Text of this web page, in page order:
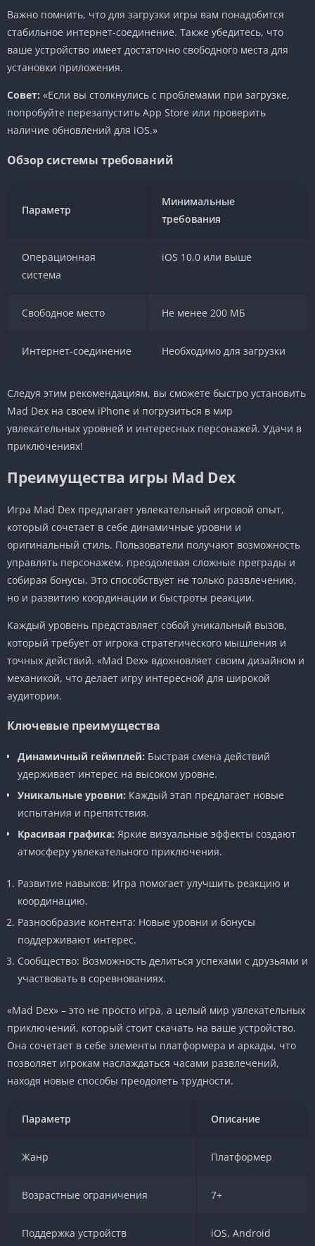
Важно помнить, что для загрузки игры вам понадобится
стабильное интернет-соединение. Также убедитесь, что
ваше устройство имеет достаточно свободного места для
установки приложения.
Совет: «Если вы столкнулись с проблемами при загрузке,
попробуйте перезапустить App Store или проверить
наличие обновлений для iOS.»
Обзор системы требований
Параметр
Минимальные
требования
Операционная
система
iOS 10.0 или выше
Свободное место Не менее 200 МБ
Интернет-соединение Необходимо для загрузки
Следуя этим рекомендациям, вы сможете быстро установить
Mad Dex на своем iPhone и погрузиться в мир
увлекательных уровней и интересных персонажей. Удачи в
приключениях!
Преимущества игры Mad Dex
Игра Mad Dex предлагает увлекательный игровой опыт,
который сочетает в себе динамичные уровни и
оригинальный стиль. Пользователи получают возможность
управлять персонажем, преодолевая сложные преграды и
собирая бонусы. Это способствует не только развлечению,
но и развитию координации и быстроты реакции.
Каждый уровень представляет собой уникальный вызов,
который требует от игрока стратегического мышления и
точных действий. «Mad Dex» вдохновляет своим дизайном и
механикой, что делает игру интересной для широкой
аудитории.
Ключевые преимущества
Динамичный геймплей: Быстрая смена действий
удерживает интерес на высоком уровне.
Уникальные уровни: Каждый этап предлагает новые
испытания и препятствия.
Красивая графика: Яркие визуальные эффекты создают
атмосферу увлекательного приключения.
Развитие навыков: Игра помогает улучшить реакцию и
координацию.
Разнообразие контента: Новые уровни и бонусы
поддерживают интерес.
Сообщество: Возможность делиться успехами с друзьями и
участвовать в соревнованиях.
«Mad Dex» – это не просто игра, а целый мир увлекательных
приключений, который стоит скачать на ваше устройство.
Она сочетает в себе элементы платформера и аркады, что
позволяет игрокам наслаждаться часами развлечений,
находя новые способы преодолеть трудности.
Параметр Описание
Жанр Платформер
Возрастные ограничения 7+
Поддержка устройств iOS, Android